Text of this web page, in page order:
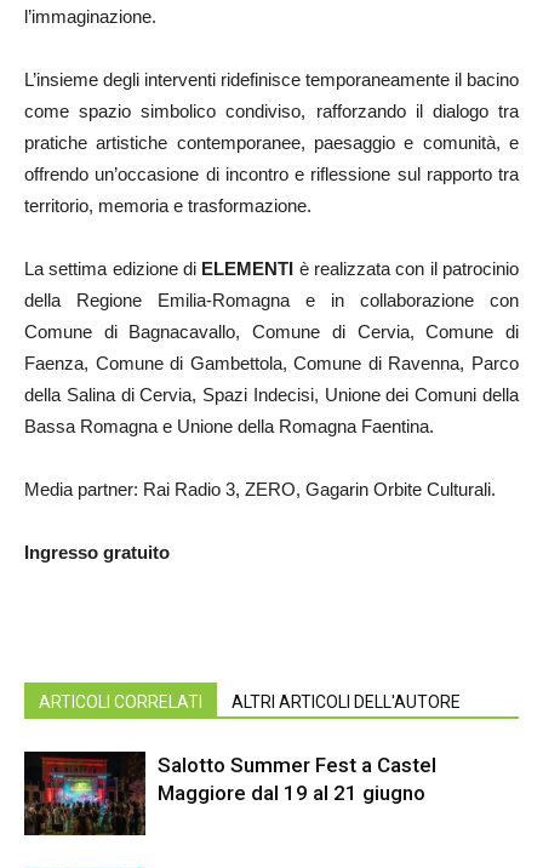
l’immaginazione.
L’insieme degli interventi ridefinisce temporaneamente il bacino
come spazio simbolico condiviso, rafforzando il dialogo tra
pratiche artistiche contemporanee, paesaggio e comunità, e
offrendo un’occasione di incontro e riflessione sul rapporto tra
territorio, memoria e trasformazione.
La settima edizione di ELEMENTI è realizzata con il patrocinio
della Regione Emilia-Romagna e in collaborazione con
Comune di Bagnacavallo, Comune di Cervia, Comune di
Faenza, Comune di Gambettola, Comune di Ravenna, Parco
della Salina di Cervia, Spazi Indecisi, Unione dei Comuni della
Bassa Romagna e Unione della Romagna Faentina.
Media partner: Rai Radio 3, ZERO, Gagarin Orbite Culturali.
Ingresso gratuito
ARTICOLI CORRELATI ALTRI ARTICOLI DELL'AUTORE
Salotto Summer Fest a Castel
Maggiore dal 19 al 21 giugno